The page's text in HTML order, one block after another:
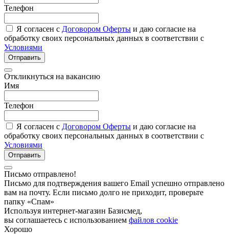
Телефон
Я согласен с Договором Оферты и даю согласие на
обработку своих персональных данных в соответствии с
Условиями
Отправить
Откликнуться на вакансию
Имя
Телефон
Я согласен с Договором Оферты и даю согласие на
обработку своих персональных данных в соответствии с
Условиями
Отправить
Письмо отправлено!
Письмо для подтверждения вашего Email успешно отправлено
вам на почту. Если письмо долго не приходит, проверьте
папку «Спам»
Используя интернет-магазин Базисмед,
вы соглашаетесь с использованием файлов cookie
Хорошо